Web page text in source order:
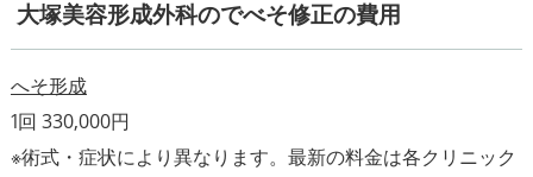
大塚美容形成外科のでべそ修正の費用
へそ形成
※術式・症状により異なります。最新の料金は各クリニック